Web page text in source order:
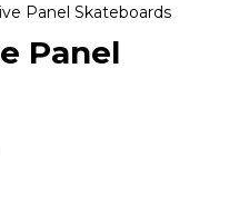
Panel Skateboards
Panel